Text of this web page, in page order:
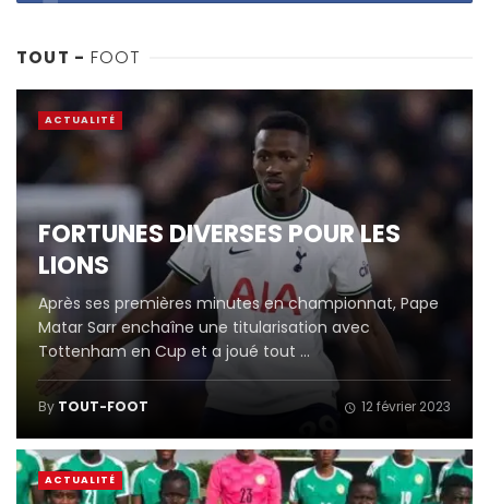
TOUT - FOOT
FORTUNES DIVERSES POUR LES
LIONS
Après ses premières minutes en championnat, Pape
Matar Sarr enchaîne une titularisation avec
Tottenham en Cup et a joué tout ...
By TOUT-FOOT 12 février 2023
ACTUALITÉ
ACTUALITÉ